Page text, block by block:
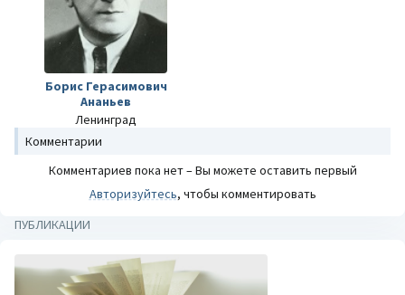
Борис Герасимович
Ананьев
Ленинград
Комментарии
Комментариев пока нет – Вы можете оставить первый
Авторизуйтесь, чтобы комментировать
ПУБЛИКАЦИИ